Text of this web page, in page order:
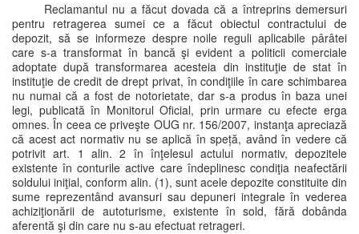
Reclamantul nu a făcut dovada că a întreprins demersuri
pentru retragerea sumei ce a făcut obiectul contractului de
depozit, să se informeze despre noile reguli aplicabile pârâtei
care s-a transformat în bancă şi evident a politicii comerciale
adoptate după transformarea acesteia din instituţie de stat în
instituţie de credit de drept privat, în condiţiile în care schimbarea
nu numai că a fost de notorietate, dar s-a produs în baza unei
legi, publicată în Monitorul Oficial, prin urmare cu efecte erga
omnes. În ceea ce priveşte OUG nr. 156/2007, instanţa apreciază
că acest act normativ nu se aplică în speță, având în vedere că
potrivit art. 1 alin. 2 în înţelesul actului normativ, depozitele
existente în conturile active care îndeplinesc condiţia neafectării
soldului iniţial, conform alin. (1), sunt acele depozite constituite din
sume reprezentând avansuri sau depuneri integrale în vederea
achiziţionării de autoturisme, existente în sold, fără dobânda
aferentă şi din care nu s-au efectuat retrageri.